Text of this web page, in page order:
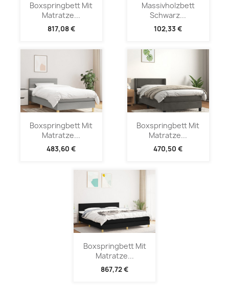
Boxspringbett Mit
Matratze...
817,08 €
Massivholzbett
Schwarz...
102,33 €
Boxspringbett Mit
Matratze...
483,60 €
Boxspringbett Mit
Matratze...
470,50 €
Boxspringbett Mit
Matratze...
867,72 €